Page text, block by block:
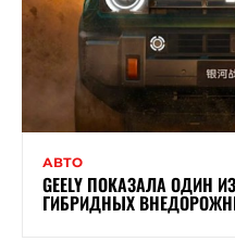
АВТО
GEELY ПОКАЗАЛА
ГИБРИДНЫХ